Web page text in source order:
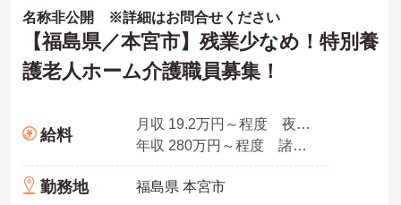
名称非公開 ※詳細はお問合せください
【福島県／本宮市】残業少なめ！特別養
護老人ホーム介護職員募集！
給料
月収 19.2万円～程度 夜勤4回分含
年収 280万円～程度 諸手当込
勤務地 福島県 本宮市